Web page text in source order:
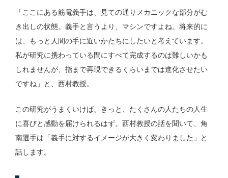
「ここにある筋電義手は、見ての通りメカニックな部分がむ
き出しの状態。義手と言うより、マシンですよね。将来的に
は、もっと人間の手に近いかたちにしたいと考えています。
私が研究に携わっている間にすべて完成するのは難しいかも
しれませんが、指まで再現できるくらいまでは進化させたい
ですね」と、西村教授。
この研究がうまくいけば、きっと、たくさんの人たちの人生
に喜びと感動を届けられるはず。西村教授の話を聞いて、角
南選手は「義手に対するイメージが大きく変わりました」と
話します。